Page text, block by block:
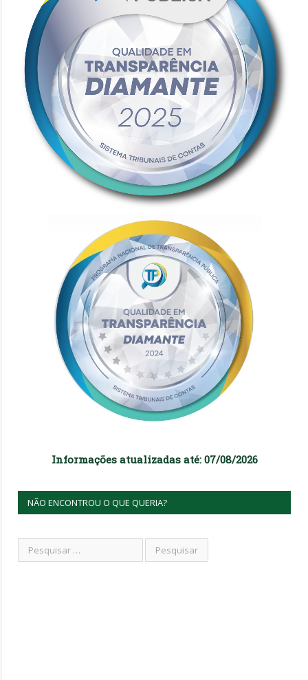
Informações atualizadas até: 07/08/2026
NÃO ENCONTROU O QUE QUERIA?